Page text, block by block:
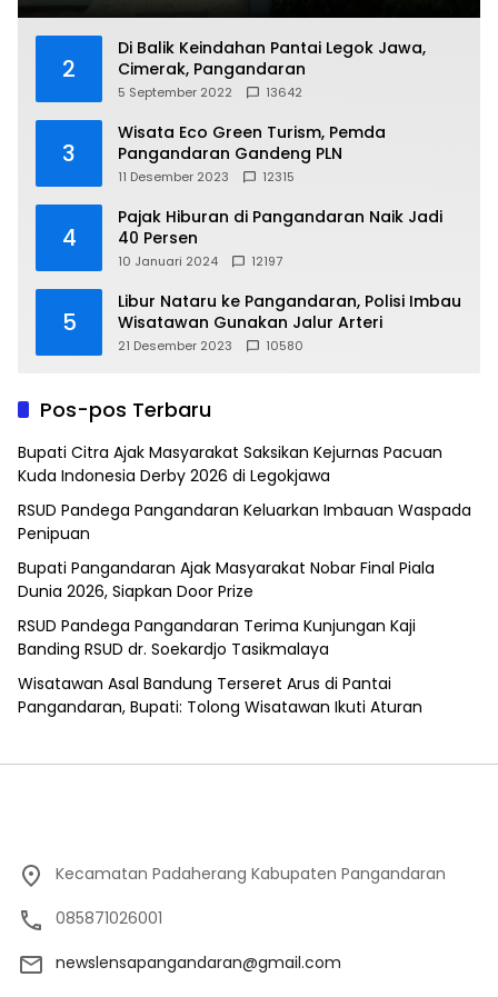
2
Di Balik Keindahan Pantai Legok Jawa,
Cimerak, Pangandaran
5 September 2022 13642
3
Wisata Eco Green Turism, Pemda
Pangandaran Gandeng PLN
11 Desember 2023 12315
4
Pajak Hiburan di Pangandaran Naik Jadi
40 Persen
10 Januari 2024 12197
5
Libur Nataru ke Pangandaran, Polisi Imbau
Wisatawan Gunakan Jalur Arteri
21 Desember 2023 10580
Pos-pos Terbaru
Bupati Citra Ajak Masyarakat Saksikan Kejurnas Pacuan
Kuda Indonesia Derby 2026 di Legokjawa
RSUD Pandega Pangandaran Keluarkan Imbauan Waspada
Penipuan
Bupati Pangandaran Ajak Masyarakat Nobar Final Piala
Dunia 2026, Siapkan Door Prize
RSUD Pandega Pangandaran Terima Kunjungan Kaji
Banding RSUD dr. Soekardjo Tasikmalaya
Wisatawan Asal Bandung Terseret Arus di Pantai
Pangandaran, Bupati: Tolong Wisatawan Ikuti Aturan
Kecamatan Padaherang Kabupaten Pangandaran
085871026001
newslensapangandaran@gmail.com